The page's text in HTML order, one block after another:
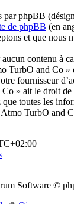
par phpBB
de phpBB (en
et que nous
contenu à
TurbO and Co »
fournisseur
» ait le droit de
toutes les
TurbO and
Software ©